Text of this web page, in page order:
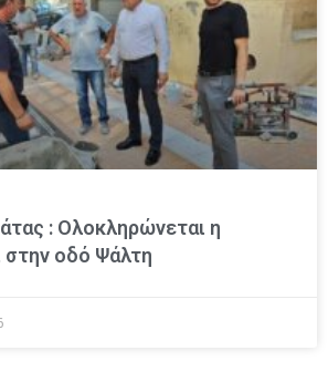
: Ολοκληρώνεται η
στην οδό Ψάλτη